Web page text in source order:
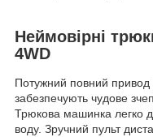
Неймовірні
4WD
Потужний повний привод
забезпечують чудове
Трюкова машинка легко
воду. Зручний пульт